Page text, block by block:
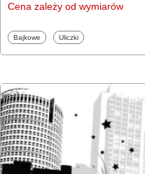
Cena zależy od wymiarów
Fototapety
Bajkowe Fototapety
Uliczki